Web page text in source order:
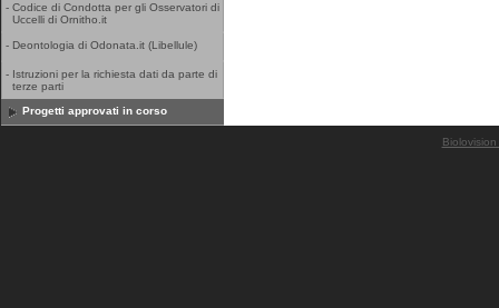
- Codice di Condotta per gli Osservatori di
Uccelli di Ornitho.it
- Deontologia di Odonata.it (Libellule)
- Istruzioni per la richiesta dati da parte di
terze parti
Progetti approvati in corso
Biolovision